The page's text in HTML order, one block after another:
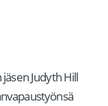
Judyth Hill